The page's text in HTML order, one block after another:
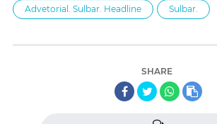
Advetorial. Sulbar. Headline Sulbar.
SHARE